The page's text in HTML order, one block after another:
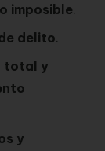
imposible.
delito.
total y
y